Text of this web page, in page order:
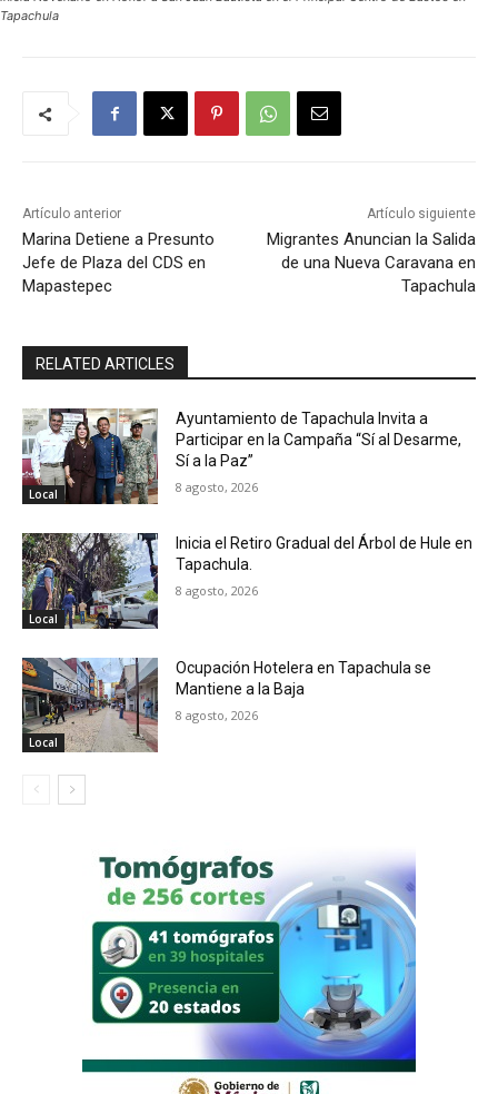
Tapachula
Artículo anterior
Marina Detiene a Presunto
Jefe de Plaza del CDS en
Mapastepec
Artículo siguiente
Migrantes Anuncian la Salida
de una Nueva Caravana en
Tapachula
RELATED ARTICLES
Local
Ayuntamiento de Tapachula Invita a
Participar en la Campaña “Sí al Desarme,
Sí a la Paz”
8 agosto, 2026
Local
Inicia el Retiro Gradual del Árbol de Hule en
Tapachula.
8 agosto, 2026
Local
Ocupación Hotelera en Tapachula se
Mantiene a la Baja
8 agosto, 2026